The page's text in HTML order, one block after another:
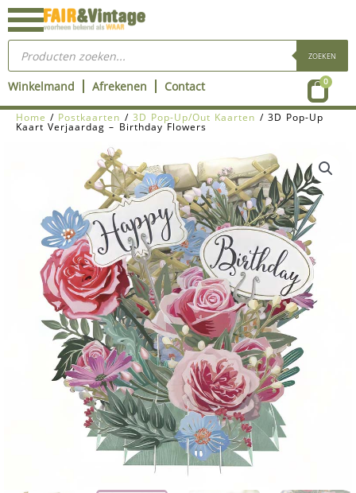
Ga
naar
inhoud
Producten
zoeken ZOEKEN
Winkelmand Afrekenen Contact 0
Home / Postkaarten / 3D Pop-Up/Out Kaarten / 3D Pop-Up
Kaart Verjaardag – Birthday Flowers